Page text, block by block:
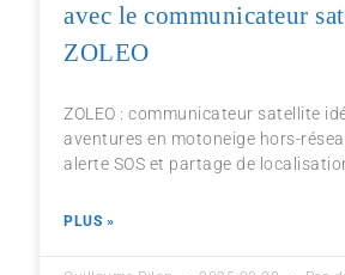
avec le communicateur
ZOLEO
ZOLEO : communicateur satellite
aventures en motoneige hors-
alerte SOS et partage de
PLUS »